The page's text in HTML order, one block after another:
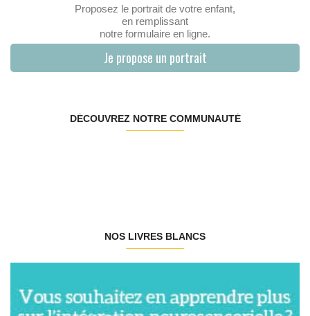
Proposez le portrait de votre enfant,
en remplissant
notre formulaire en ligne.
Je propose un portrait
DÉCOUVREZ NOTRE COMMUNAUTÉ
NOS LIVRES BLANCS